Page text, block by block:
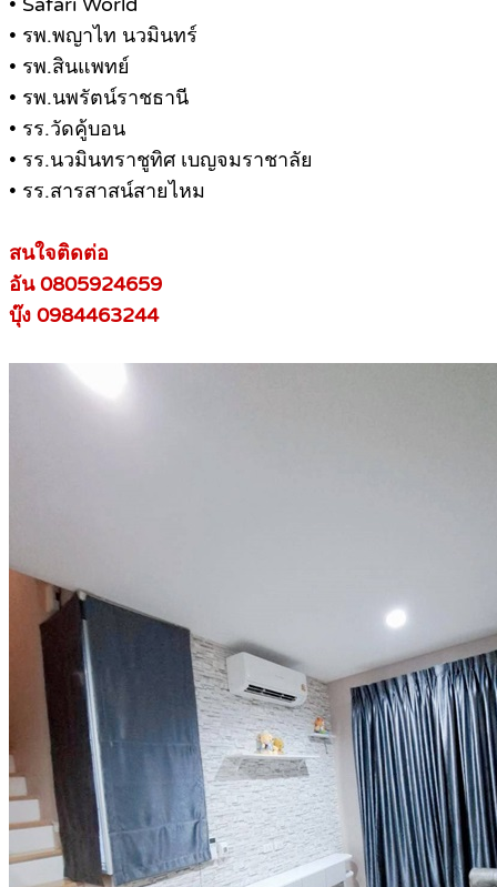
• รพ.พญาไท นวมินทร์
• รพ.สินแพทย์
• รพ.นพรัตน์ราชธานี
• รร.วัดคู้บอน
• รร.นวมินทราชูทิศ เบญจมราชาลัย
• รร.สารสาสน์สายไหม
สนใจติดต่อ
อัน 0805924659
บุ๊ง 0984463244